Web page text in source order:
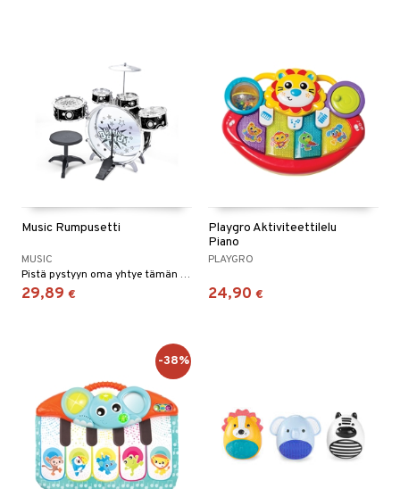
Music Rumpusetti
MUSIC
Pistä pystyyn oma yhtye tämän rumpusetin avulla
29,89 €
Playgro Aktiviteettilelu
Piano
PLAYGRO
24,90 €
-38%